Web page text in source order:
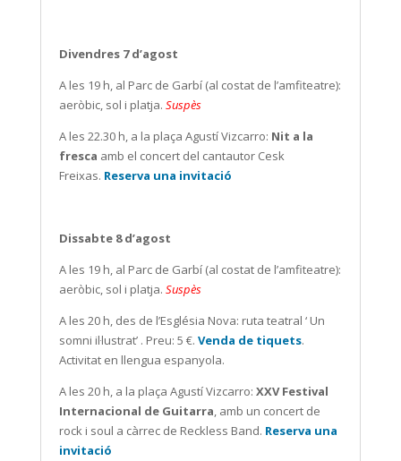
Divendres 7 d’agost
A les 19 h, al Parc de Garbí (al costat de l’amfiteatre):
aeròbic, sol i platja. Suspès
A les 22.30 h, a la plaça Agustí Vizcarro: Nit a la
fresca amb el concert del cantautor Cesk
Freixas. Reserva una invitació
Dissabte 8 d’agost
A les 19 h, al Parc de Garbí (al costat de l’amfiteatre):
aeròbic, sol i platja. Suspès
A les 20 h, des de l’Església Nova: ruta teatral ‘ Un
somni il·lustrat’ . Preu: 5 €. Venda de tiquets.
Activitat en llengua espanyola.
A les 20 h, a la plaça Agustí Vizcarro: XXV Festival
Internacional de Guitarra, amb un concert de
rock i soul a càrrec de Reckless Band. Reserva una
invitació